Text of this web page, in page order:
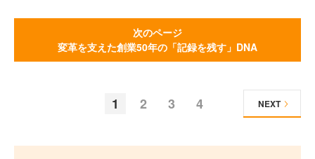
次のページ
変革を支えた創業50年の「記録を残す」DNA
1 2 3 4 NEXT